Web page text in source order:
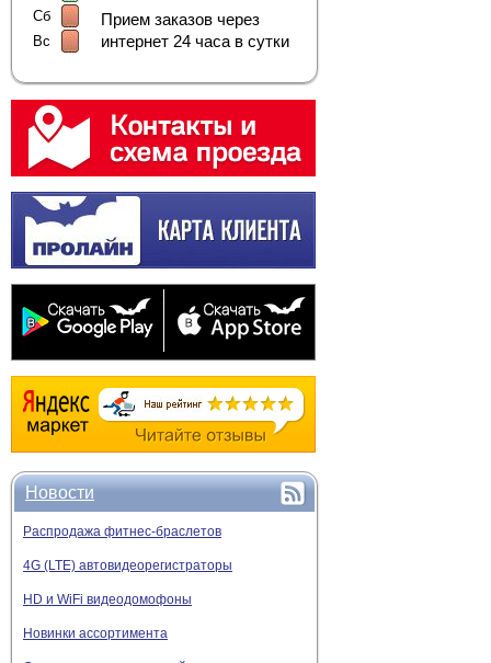
Сб
Вс
Прием заказов через
интернет 24 часа в сутки
Новости
Распродажа фитнес-браслетов
4G (LTE) автовидеорегистраторы
HD и WiFi видеодомофоны
Новинки ассортимента